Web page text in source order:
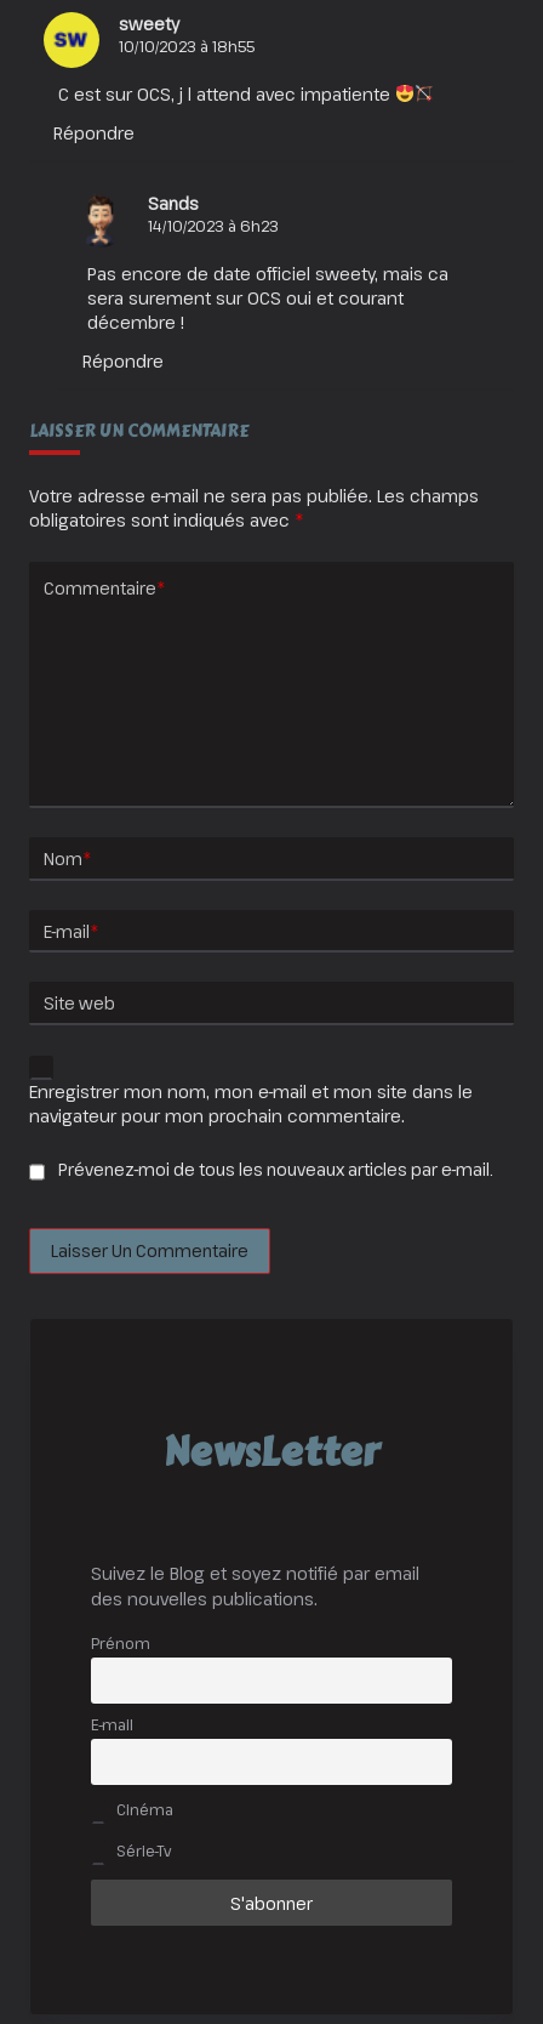
sweety
10/10/2023 à 18h55
C est sur OCS, j l attend avec impatiente
Répondre
Sands
14/10/2023 à 6h23
Pas encore de date officiel sweety, mais ca
sera surement sur OCS oui et courant
décembre !
Répondre
LAISSER UN COMMENTAIRE
Votre adresse e-mail ne sera pas publiée. Les champs
obligatoires sont indiqués avec *
Commentaire*
Nom*
E-mail*
Site web
Enregistrer mon nom, mon e-mail et mon site dans le
navigateur pour mon prochain commentaire.
Prévenez-moi de tous les nouveaux articles par e-mail.
NewsLetter
Suivez le Blog et soyez notifié par email
des nouvelles publications.
Prénom
E-mail
Cinéma
Série-Tv